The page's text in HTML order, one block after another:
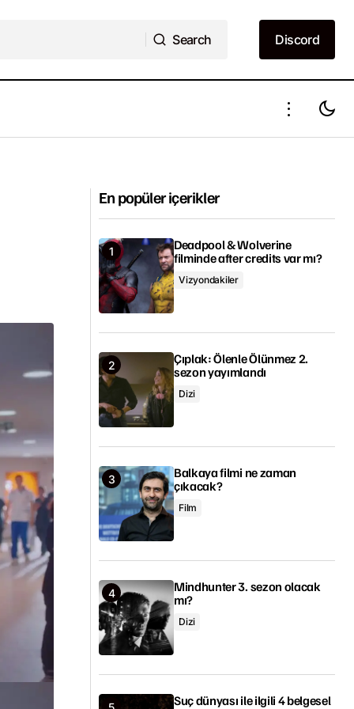
Search
Discord
Discord
En popüler içerikler
Deadpool & Wolverine
filminde after credits var mı?
Vizyondakiler
Çıplak: Ölenle Ölünmez 2.
sezon yayımlandı
Dizi
Balkaya filmi ne zaman
çıkacak?
Film
Mindhunter 3. sezon olacak
mı?
Dizi
Suç dünyası ile ilgili 4 belgesel